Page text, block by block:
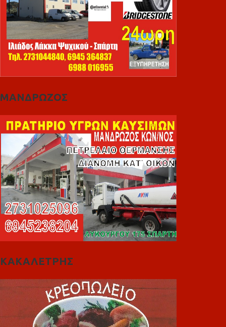
ΜΑΝΔΡΩΖΟΣ
ΚΑΚΑΛΕΤΡΗΣ